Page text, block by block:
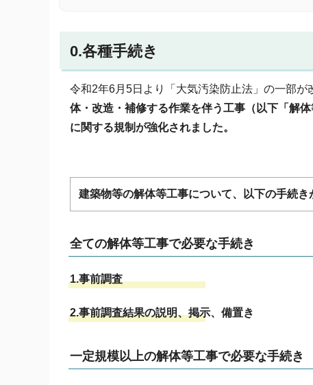
0.各種手続き
令和2年6月5日より「大気汚染防止法」の一部が
体・改造・補修する作業を伴う工事（以下「解
に関する規制が強化されました。
建築物等の解体等工事について、以下の手続
全ての解体等工事で必要な手続き
1.事前調査
2.事前調査結果の説明、掲示、備置き
一定規模以上の解体等工事で必要な手続き